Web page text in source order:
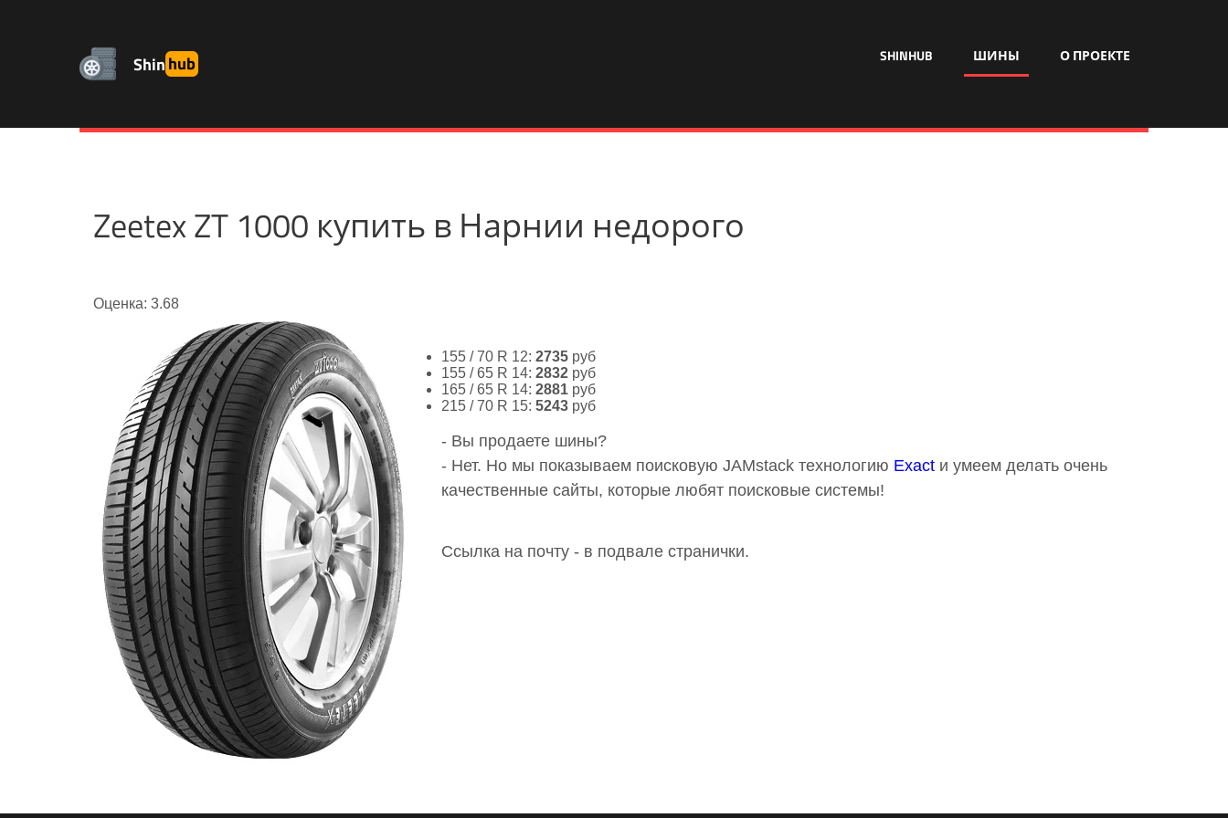
Shinhub SHINHUB ШИНЫ О ПРОЕКТЕ
Zeetex ZT 1000 купить в Нарнии недорого
Оценка: 3.68
155 / 70 R 12: 2735 руб
155 / 65 R 14: 2832 руб
165 / 65 R 14: 2881 руб
215 / 70 R 15: 5243 руб
- Вы продаете шины?
- Нет. Но мы показываем поисковую JAMstack технологию Exact и умеем делать очень
качественные сайты, которые любят поисковые системы!
Ссылка на почту - в подвале странички.